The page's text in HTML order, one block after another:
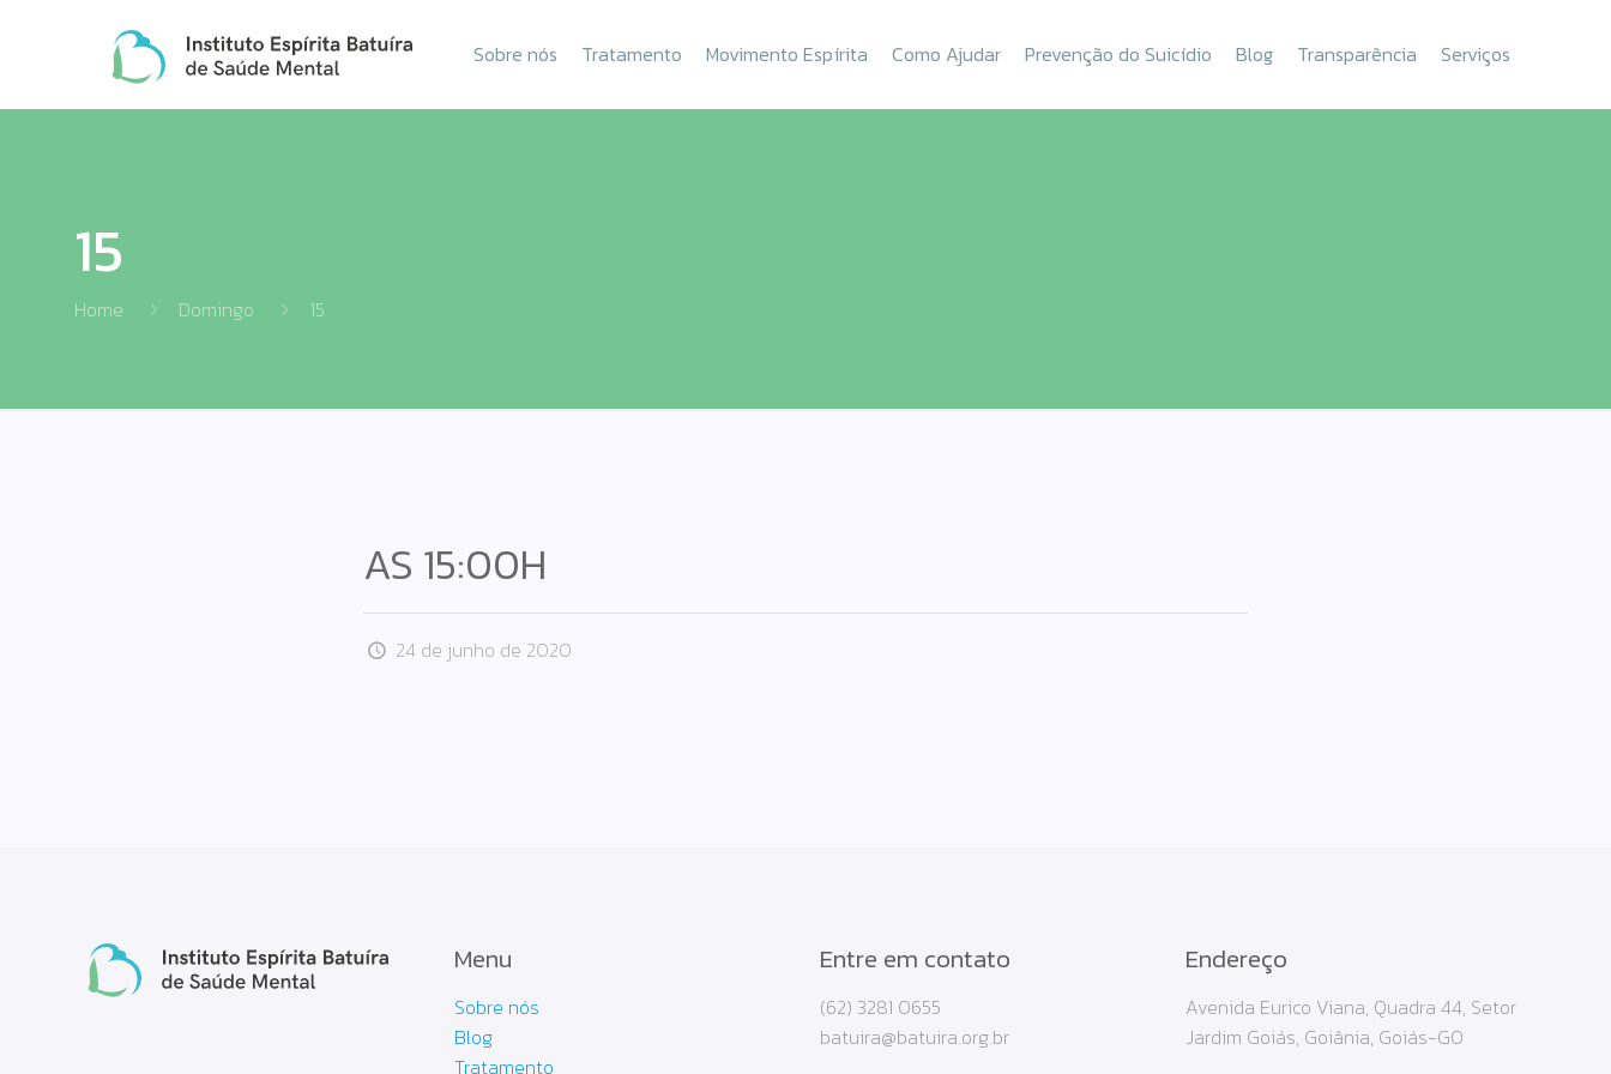
Sobre nós Tratamento Movimento Espírita Como Ajudar Prevenção do Suicídio Blog Transparência Serviços
15
Home Domingo 15
AS 15:00H
24 de junho de 2020
Menu
Sobre nós
Blog
Tratamento
Entre em contato
(62) 3281 0655
batuira@batuira.org.br
Endereço
Avenida Eurico Viana, Quadra 44, Setor
Jardim Goiás, Goiânia, Goiás-GO